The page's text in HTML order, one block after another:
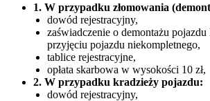
1. W przypadku złomowania
dowód rejestracyjny,
zaświadczenie o demontażu
przyjęciu pojazdu niekompletnego,
tablice rejestracyjne,
opłata skarbowa w wysokości 10 zł,
2. W przypadku kradzieży pojazdu:
dowód rejestracyjny,